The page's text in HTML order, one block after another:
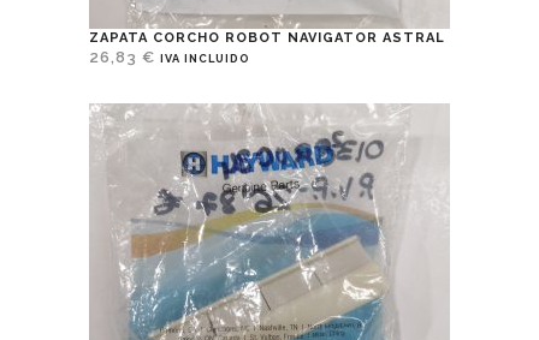
ZAPATA CORCHO ROBOT NAVIGATOR ASTRAL
26,83 € IVA INCLUIDO